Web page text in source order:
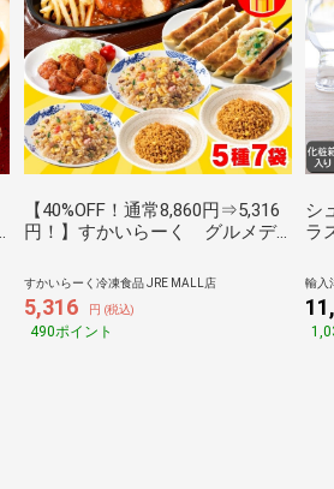
【40%OFF！通常8,860円⇒5,316
円！】すかいらーく グルメデ
プレゼント
すかいらーく冷凍食品 JRE MALL店
5,316 円 (税込)
490ポイント
シ
ラ
ッ
ゼ
輸入